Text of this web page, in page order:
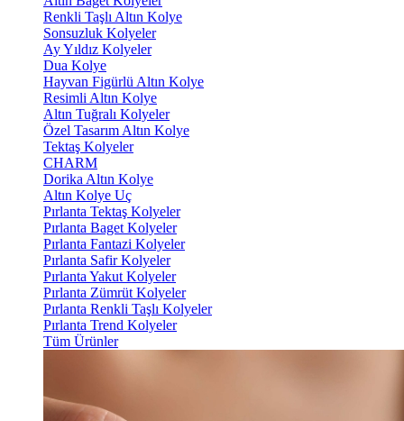
Renkli Taşlı Altın Kolye
Sonsuzluk Kolyeler
Ay Yıldız Kolyeler
Dua Kolye
Hayvan Figürlü Altın Kolye
Resimli Altın Kolye
Altın Tuğralı Kolyeler
Özel Tasarım Altın Kolye
Tektaş Kolyeler
CHARM
Dorika Altın Kolye
Altın Kolye Uç
Pırlanta Tektaş Kolyeler
Pırlanta Baget Kolyeler
Pırlanta Fantazi Kolyeler
Pırlanta Safir Kolyeler
Pırlanta Yakut Kolyeler
Pırlanta Zümrüt Kolyeler
Pırlanta Renkli Taşlı Kolyeler
Pırlanta Trend Kolyeler
Tüm Ürünler